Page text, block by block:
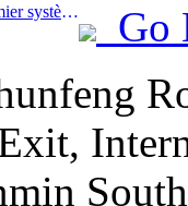
Prev:Lancement à Shanghai du premier système de consommation culturelle et touristique en libre-service pour les touristes étrangers en Chine
Go